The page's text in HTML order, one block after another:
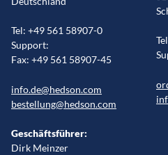
Tel: +49 561 58907-0
Support:
Fax: +49 561 58907-45
info.de@hedson.com
bestellung@hedson.com
Geschäftsführer:
Dirk Meinzer